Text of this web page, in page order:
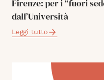
Firenze: per i “fuori
dall’Università
Leggi tutto